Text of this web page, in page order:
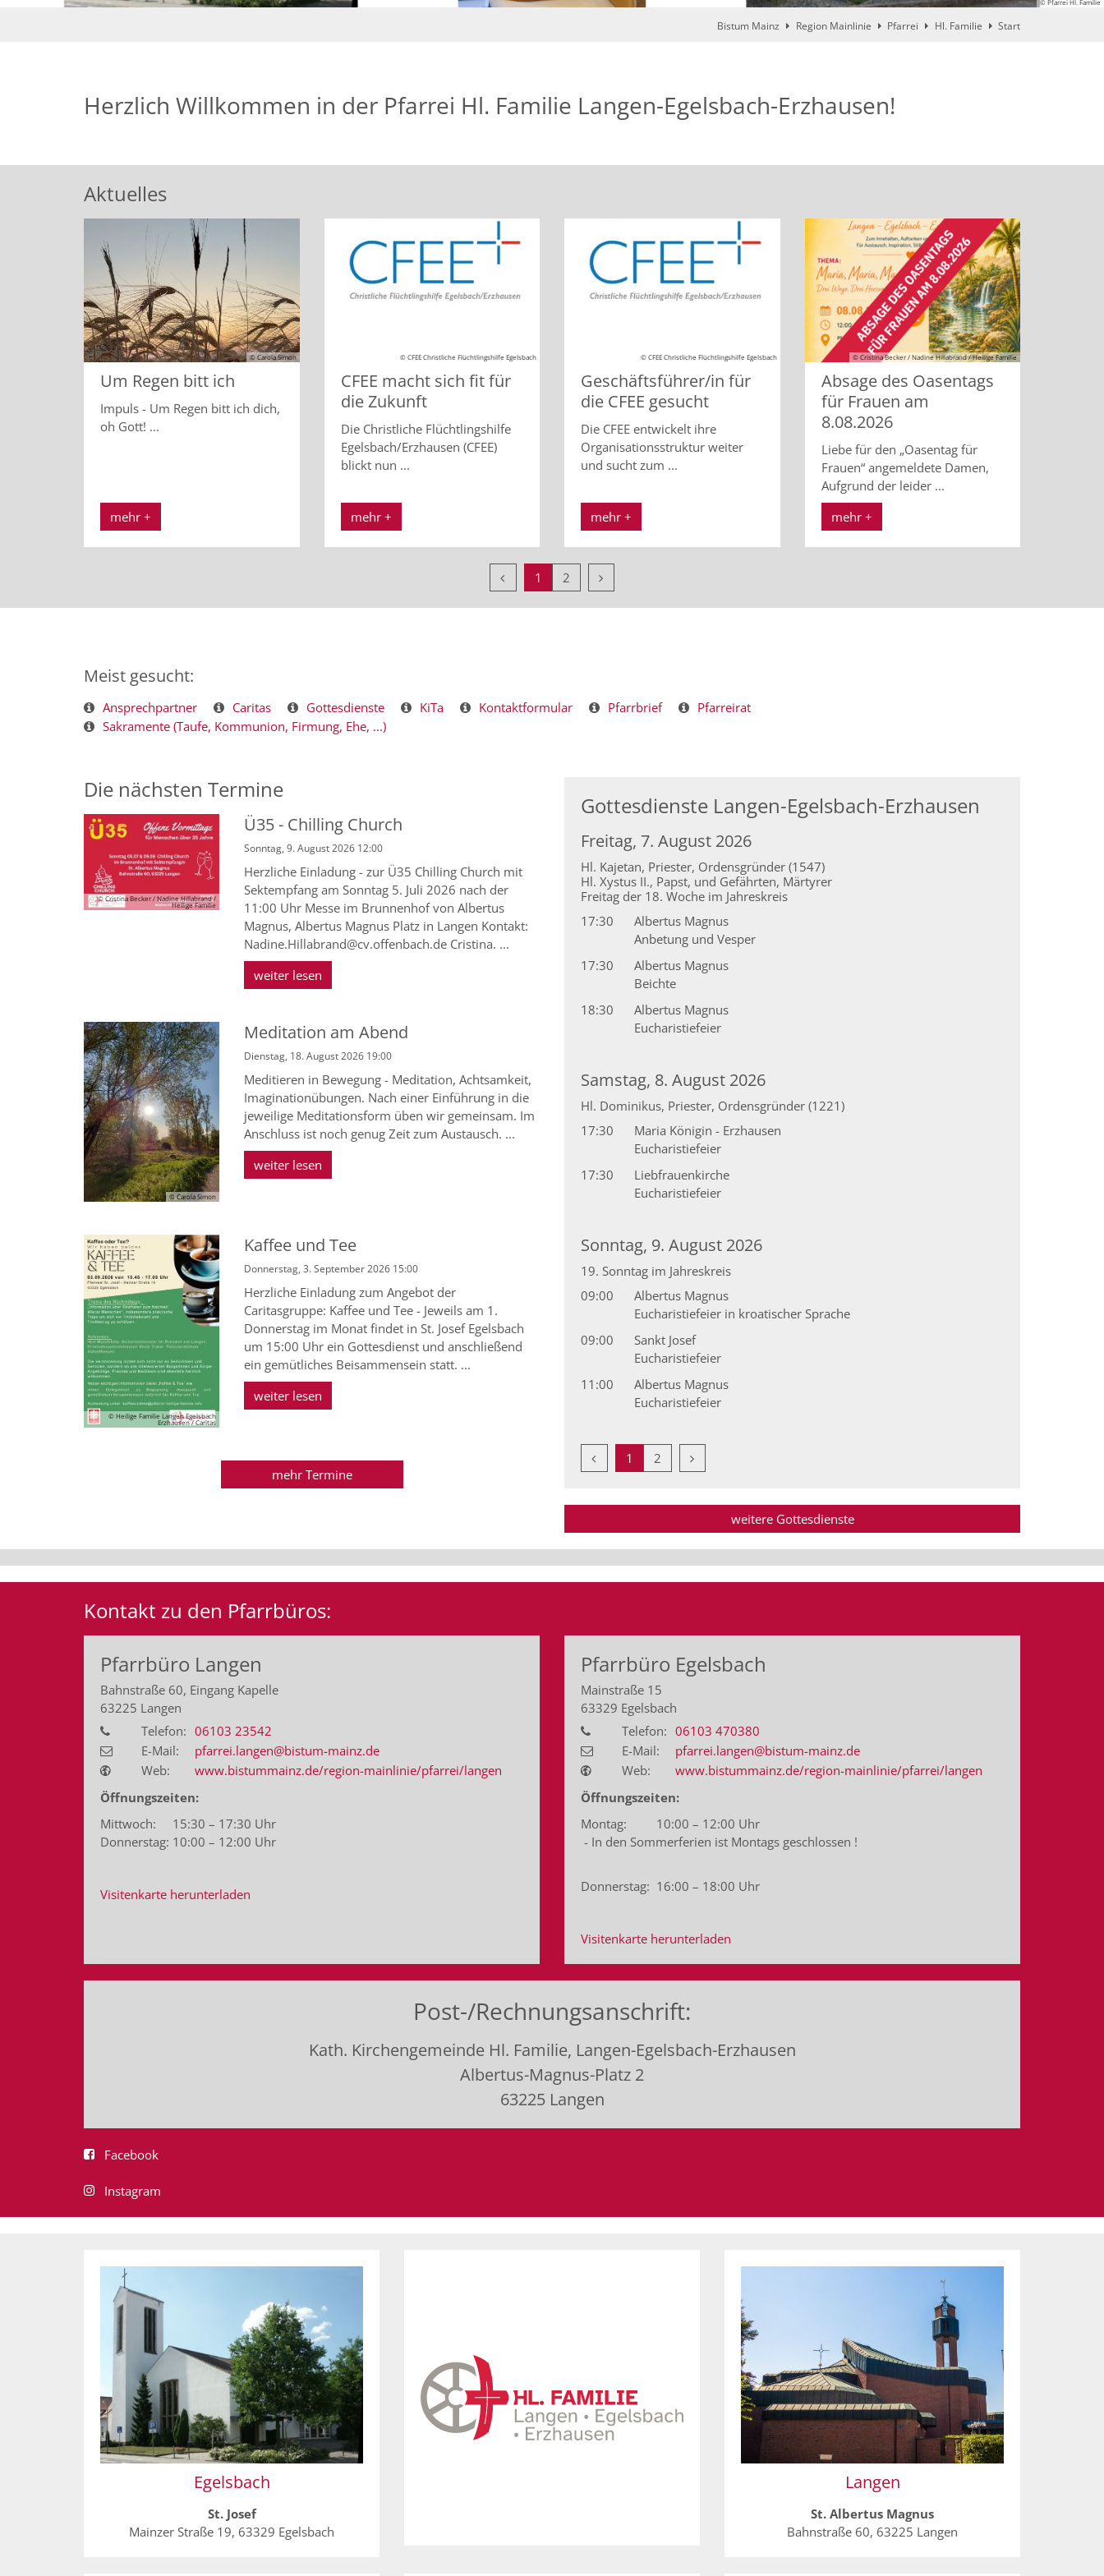
© Pfarrei Hl. Familie
Bistum Mainz Region Mainlinie Pfarrei Hl. Familie Start
Herzlich Willkommen in der Pfarrei Hl. Familie Langen-Egelsbach-Erzhausen!
Aktuelles
© Carola Simon
Um Regen bitt ich
Impuls - Um Regen bitt ich dich,
oh Gott! ...
mehr +
© CFEE Christliche Flüchtlingshilfe Egelsbach
CFEE macht sich fit für
die Zukunft
Die Christliche Flüchtlingshilfe
Egelsbach/Erzhausen (CFEE)
blickt nun ...
mehr +
© CFEE Christliche Flüchtlingshilfe Egelsbach
Geschäftsführer/in für
die CFEE gesucht
Die CFEE entwickelt ihre
Organisationsstruktur weiter
und sucht zum ...
mehr +
© Cristina Becker / Nadine Hillabrand / Heilige Familie
Absage des Oasentags
für Frauen am
8.08.2026
Liebe für den „Oasentag für
Frauen“ angemeldete Damen,
Aufgrund der leider ...
mehr +
Vorherige Seite
1 2 Nächste Seite
Meist gesucht:
Ansprechpartner Caritas Gottesdienste KiTa Kontaktformular Pfarrbrief
Pfarreirat
Sakramente (Taufe, Kommunion, Firmung, Ehe, ...)
Die nächsten Termine
© Cristina Becker / Nadine Hillabrand /
Heilige Familie
Ü35 - Chilling Church
Sonntag, 9. August 2026 12:00
Herzliche Einladung - zur Ü35 Chilling Church mit
Sektempfang am Sonntag 5. Juli 2026 nach der
11:00 Uhr Messe im Brunnenhof von Albertus
Magnus, Albertus Magnus Platz in Langen Kontakt:
Nadine.Hillabrand@cv.offenbach.de Cristina. ...
weiter lesen
© Carola Simon
Meditation am Abend
Dienstag, 18. August 2026 19:00
Meditieren in Bewegung - Meditation, Achtsamkeit,
Imaginationübungen. Nach einer Einführung in die
jeweilige Meditationsform üben wir gemeinsam. Im
Anschluss ist noch genug Zeit zum Austausch. ...
weiter lesen
© Heilige Familie Langen Egelsbach
Erzhausen / Caritas
Kaffee und Tee
Donnerstag, 3. September 2026 15:00
Herzliche Einladung zum Angebot der
Caritasgruppe: Kaffee und Tee - Jeweils am 1.
Donnerstag im Monat findet in St. Josef Egelsbach
um 15:00 Uhr ein Gottesdienst und anschließend
ein gemütliches Beisammensein statt. ...
weiter lesen
mehr Termine
Gottesdienste Langen-Egelsbach-Erzhausen
Freitag, 7. August 2026
Hl. Kajetan, Priester, Ordensgründer (1547)
Hl. Xystus II., Papst, und Gefährten, Märtyrer
Freitag der 18. Woche im Jahreskreis
17:30
Albertus Magnus
Anbetung und Vesper
17:30
Albertus Magnus
Beichte
18:30
Albertus Magnus
Eucharistiefeier
Samstag, 8. August 2026
Hl. Dominikus, Priester, Ordensgründer (1221)
17:30
Maria Königin - Erzhausen
Eucharistiefeier
17:30
Liebfrauenkirche
Eucharistiefeier
Sonntag, 9. August 2026
19. Sonntag im Jahreskreis
09:00
Albertus Magnus
Eucharistiefeier in kroatischer Sprache
09:00
Sankt Josef
Eucharistiefeier
11:00
Albertus Magnus
Eucharistiefeier
Vorherige Seite
1 2 Nächste Seite
weitere Gottesdienste
Kontakt zu den Pfarrbüros:
Pfarrbüro Langen
Bahnstraße 60, Eingang Kapelle
63225 Langen
Telefon: 06103 23542
E-Mail:
pfarrei.langen@bistum-mainz.de
Web:
www.bistummainz.de/region-mainlinie/pfarrei/langen
Öffnungszeiten:
Mittwoch: 15:30 – 17:30 Uhr
Donnerstag: 10:00 – 12:00 Uhr
Visitenkarte herunterladen
Pfarrbüro Egelsbach
Mainstraße 15
63329 Egelsbach
Telefon: 06103 470380
E-Mail:
pfarrei.langen@bistum-mainz.de
Web:
www.bistummainz.de/region-mainlinie/pfarrei/langen
Öffnungszeiten:
Montag: 10:00 – 12:00 Uhr
- In den Sommerferien ist Montags geschlossen !
Donnerstag: 16:00 – 18:00 Uhr
Visitenkarte herunterladen
Post-/Rechnungsanschrift:
Kath. Kirchengemeinde Hl. Familie, Langen-Egelsbach-Erzhausen
Albertus-Magnus-Platz 2
63225 Langen
Facebook
Instagram
Egelsbach
St. Josef
Mainzer Straße 19, 63329 Egelsbach
Langen
St. Albertus Magnus
Bahnstraße 60, 63225 Langen